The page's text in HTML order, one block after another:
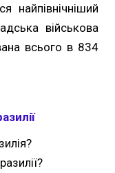
найпівнічніший
військова
всього в 834